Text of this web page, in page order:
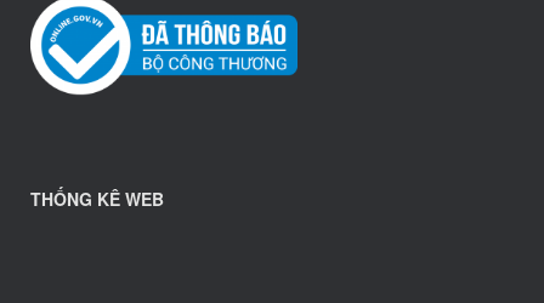
THỐNG KÊ WEB